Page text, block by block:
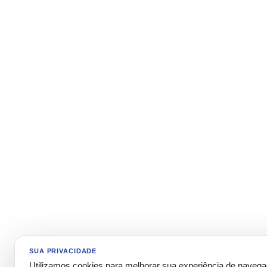
SUA PRIVACIDADE